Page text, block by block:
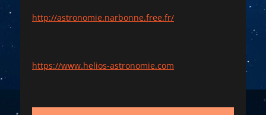
http://astronomie.narbonne.free.fr/
https://www.helios-astronomie.com